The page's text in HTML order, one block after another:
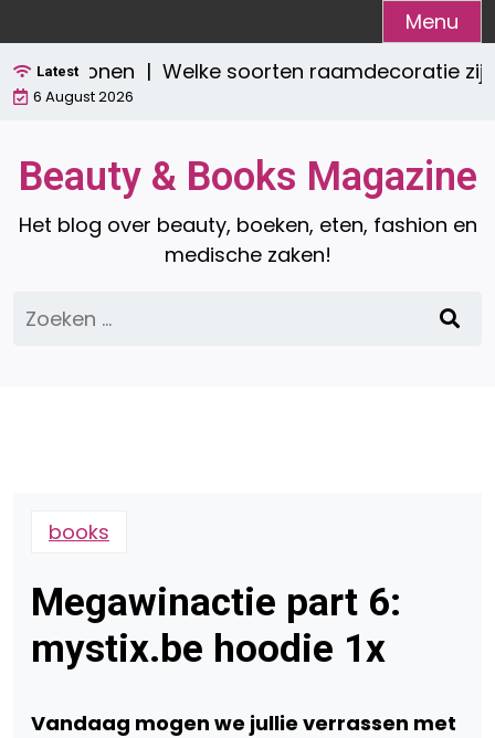
naar
de
inhoud
Menu
Latest
wonen |Welke soorten raamdecoratie zijn er?
6 August 2026
Beauty & Books Magazine
Het blog over beauty, boeken, eten, fashion en
medische zaken!
Zoeken
naar:
books
Megawinactie part 6:
mystix.be hoodie 1x
Vandaag mogen we jullie verrassen met